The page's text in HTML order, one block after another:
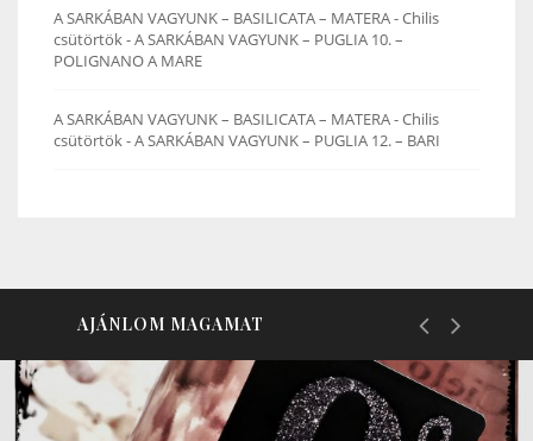
A SARKÁBAN VAGYUNK – BASILICATA – MATERA - Chilis
csütörtök -A SARKÁBAN VAGYUNK – PUGLIA 10. –
POLIGNANO A MARE
A SARKÁBAN VAGYUNK – BASILICATA – MATERA - Chilis
csütörtök -A SARKÁBAN VAGYUNK – PUGLIA 12. – BARI
AJÁNLOM MAGAMAT